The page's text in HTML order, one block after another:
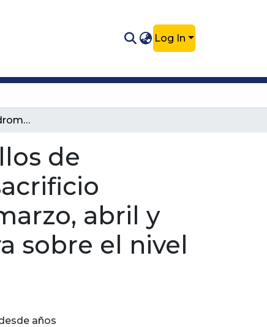
Log In
Incidencia de Síndrome Ascítico en pollos de engorde, descartados en la planta de sacrificio Paulandia S.A.S durante los meses de marzo, abril y mayo de 2019, y su relación con la altura sobre el nivel del mar de la granja de procedencia.
de
abril y
sobre el nivel
años